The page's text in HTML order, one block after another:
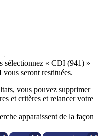
sélectionnez « CDI (941) »
seront restituées.
vous pouvez supprimer
et critères et relancer votre
apparaissent de la façon